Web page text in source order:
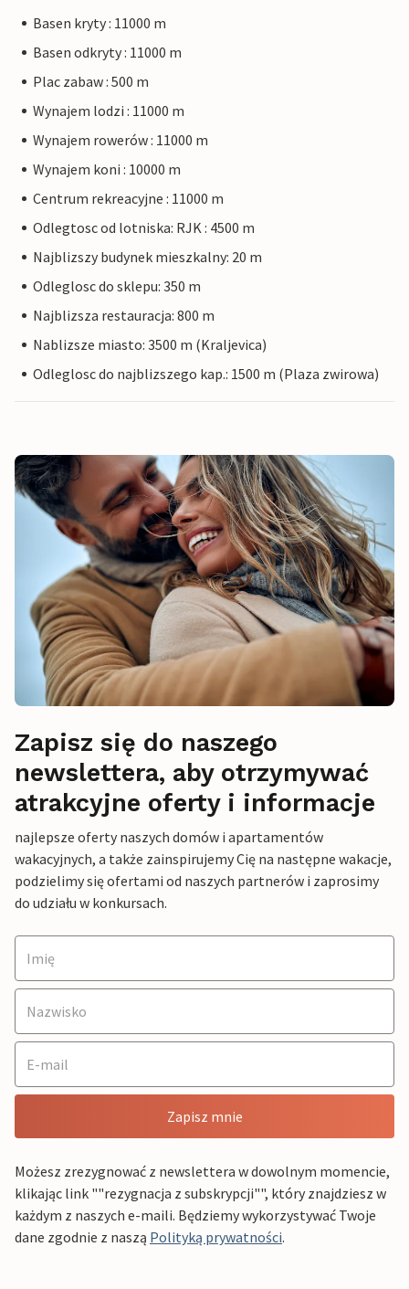
Basen kryty : 11000 m
Basen odkryty : 11000 m
Plac zabaw : 500 m
Wynajem lodzi : 11000 m
Wynajem rowerów : 11000 m
Wynajem koni : 10000 m
Centrum rekreacyjne : 11000 m
Odlegtosc od lotniska: RJK : 4500 m
Najblizszy budynek mieszkalny: 20 m
Odleglosc do sklepu: 350 m
Najblizsza restauracja: 800 m
Nablizsze miasto: 3500 m (Kraljevica)
Odleglosc do najblizszego kap.: 1500 m (Plaza zwirowa)
Zapisz się do naszego
newslettera, aby otrzymywać
atrakcyjne oferty i informacje
najlepsze oferty naszych domów i apartamentów
wakacyjnych, a także zainspirujemy Cię na następne wakacje,
podzielimy się ofertami od naszych partnerów i zaprosimy
do udziału w konkursach.
Zapisz mnie
Możesz zrezygnować z newslettera w dowolnym momencie,
klikając link ""rezygnacja z subskrypcji"", który znajdziesz w
każdym z naszych e-maili. Będziemy wykorzystywać Twoje
dane zgodnie z naszą Polityką prywatności.